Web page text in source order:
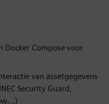
Docker Compose voor
van assetgegevens
Security Guard,